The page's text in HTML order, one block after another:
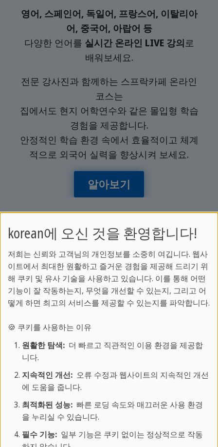
영어, 스페인어, 독일어, 프랑스어, 이탈리아
어, 중국어, 아랍어 등
다양한 언어를 실시간 온라인 LIVE 강의로
배워보세요.
전문 강사진과 함께하는 스프락카페 온라인
코스는
집에서도 현지 어학연수와 같은 몰입형 학습
경험을 제공합니다.
안정적인 학습 환경 속에서 효율적이고 체계
적으로 외국어 실력을 향상시켜 보세요.
알아보기
더 알아보기:
어학 프로그램 안내
스프락카페에 대하여
학교별 코스 및 가격 알아보기
고객 서비스:
온라인 문의
문의처
FAQ
인기있는 도시:
korean에 오신 것을 환영합니다!
저희는 신뢰와 고객님의 개인정보를 소중히 여깁니다. 웹사
이트에서 최대한 원활하고 즐거운 경험을 제공해 드리기 위
해 쿠키 및 유사 기술을 사용하고 있습니다. 이를 통해 어떤
기능이 잘 작동하는지, 무엇을 개선할 수 있는지, 그리고 어
떻게 하면 최고의 서비스를 제공할 수 있는지를 파악합니다.
🍪 쿠키를 사용하는 이유
원활한 탐색:더 빠르고 직관적인 이용 환경을 제공합
니다.
지속적인 개선:오류 수정과 웹사이트의 지속적인 개선
에 도움을 줍니다.
최적화된 성능:빠른 로딩 속도와 매끄러운 사용 환경
을 누리실 수 있습니다.
필수 기능:일부 기능은 쿠키 없이는 정상적으로 작동